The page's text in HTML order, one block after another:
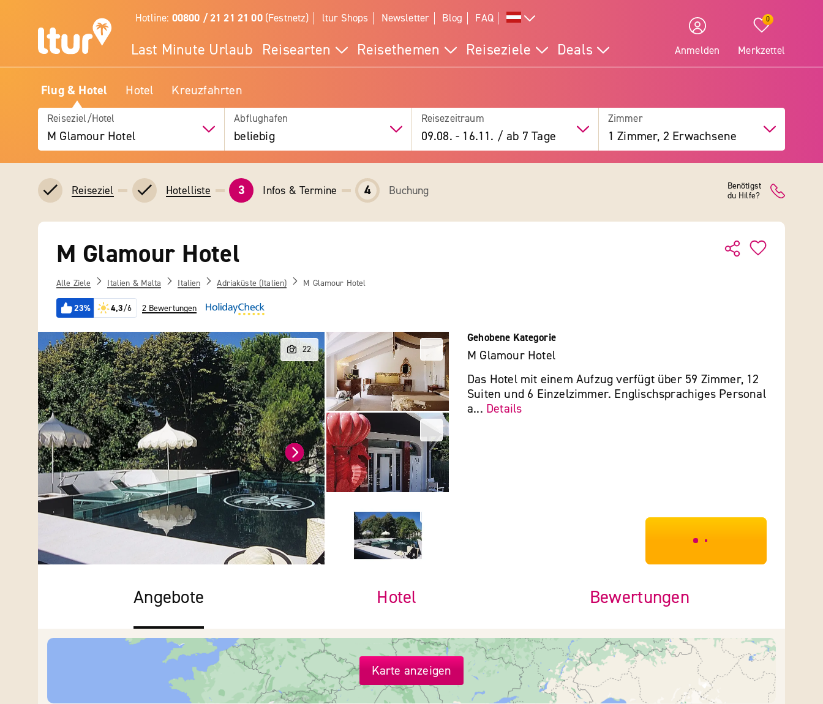
Hotline: 00800 / 21 21 21 00(Festnetz) ltur Shops Newsletter Blog FAQ
Last Minute Urlaub Reisearten Reisethemen Reiseziele Deals Anmelden
0
Merkzettel
Flug & Hotel Hotel Kreuzfahrten
Reiseziel/Hotel
M Glamour Hotel
Abflughafen
beliebig
Reisezeitraum
09.08. - 16.11. / ab 7 Tage
Zimmer
1 Zimmer, 2 Erwachsene
Reiseziel Hotelliste 3 Infos & Termine 4 Buchung
Benötigst
du Hilfe?
M Glamour Hotel
Alle Ziele Italien & Malta Italien Adriaküste (Italien) M Glamour Hotel
23% 4,3/6 2 Bewertungen
Gehobene Kategorie
M Glamour Hotel
Das Hotel mit einem Aufzug verfügt über 59 Zimmer, 12
Suiten und 6 Einzelzimmer. Englischsprachiges Personal
a... Details
***************
Angebote Hotel Bewertungen
Karte anzeigen